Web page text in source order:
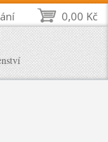
0,00 Kč